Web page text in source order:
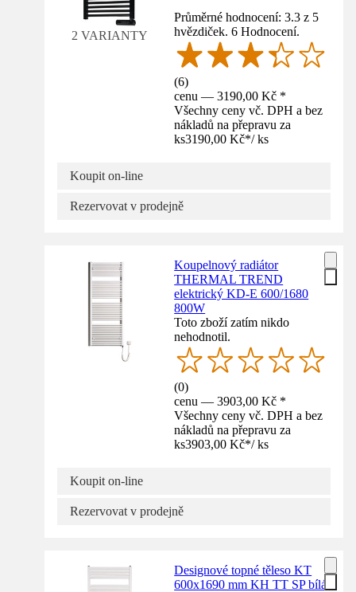
2 VARIANTY
Průměrné hodnocení: 3.3 z 5
hvězdiček. 6 Hodnocení.
(6)
cenu — 3190,00 Kč *
Všechny ceny vč. DPH a bez
nákladů na přepravu za
ks3190,00 Kč*/ ks
Koupit on-line
Rezervovat v prodejně
Koupelnový radiátor
THERMAL TREND
elektrický KD-E 600/1680
800W
Toto zboží zatím nikdo
nehodnotil.
(0)
cenu — 3903,00 Kč *
Všechny ceny vč. DPH a bez
nákladů na přepravu za
ks3903,00 Kč*/ ks
Koupit on-line
Rezervovat v prodejně
Designové topné těleso KT
600x1690 mm KH TT SP bílá